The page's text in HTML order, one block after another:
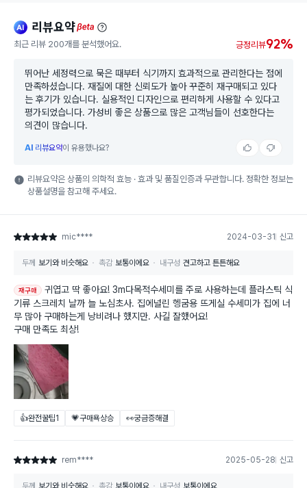
ai 리뷰요약beta
최근 리뷰 200개를 분석했어요. 긍정리뷰92%
뛰어난 세정력으로 묵은 때부터 식기까지 효과적으로 관리한다는 점에
만족하셨습니다. 재질에 대한 신뢰도가 높아 꾸준히 재구매되고 있다
는 후기가 있습니다. 실용적인 디자인으로 편리하게 사용할 수 있다고
평가되었습니다. 가성비 좋은 상품으로 많은 고객님들이 선호한다는
의견이 많습니다.
AI 리뷰요약이 유용했나요?
리뷰요약은 상품의 의학적 효능 · 효과 및 품질인증과 무관합니다. 정확한 정보는
상품설명을 참고해 주세요.
별점 5점 mic**** 2024-03-31 신고
두께 보기와 비슷해요 촉감 보통이에요 내구성 견고하고 튼튼해요
재구매
귀엽고 딱 좋아요! 3m다목적수세미를 주로 사용하는데 플라스틱 식
기류 스크레치 날까 늘 노심초사. 집에널린 헹굼용 뜨게실 수세미가 집에 너
무 많아 구매하는게 낭비려나 했지만. 사길 잘했어요!
구매 만족도 최상!
👍완전꿀팁1 💗구매욕상승 👀궁금증해결
별점 5점 rem**** 2025-05-28 신고
두께 보기와 비슷해요 촉감 보통이에요 내구성 보통이에요